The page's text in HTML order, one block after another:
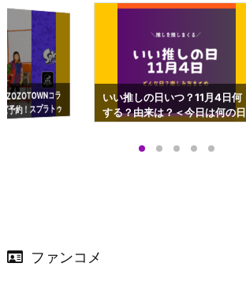
コラ
予約！スプラトゥ
ップも渋谷Hz
いい推しの日いつ？11月4日何
する？由来は？＜今日は何の日
ファンコメ